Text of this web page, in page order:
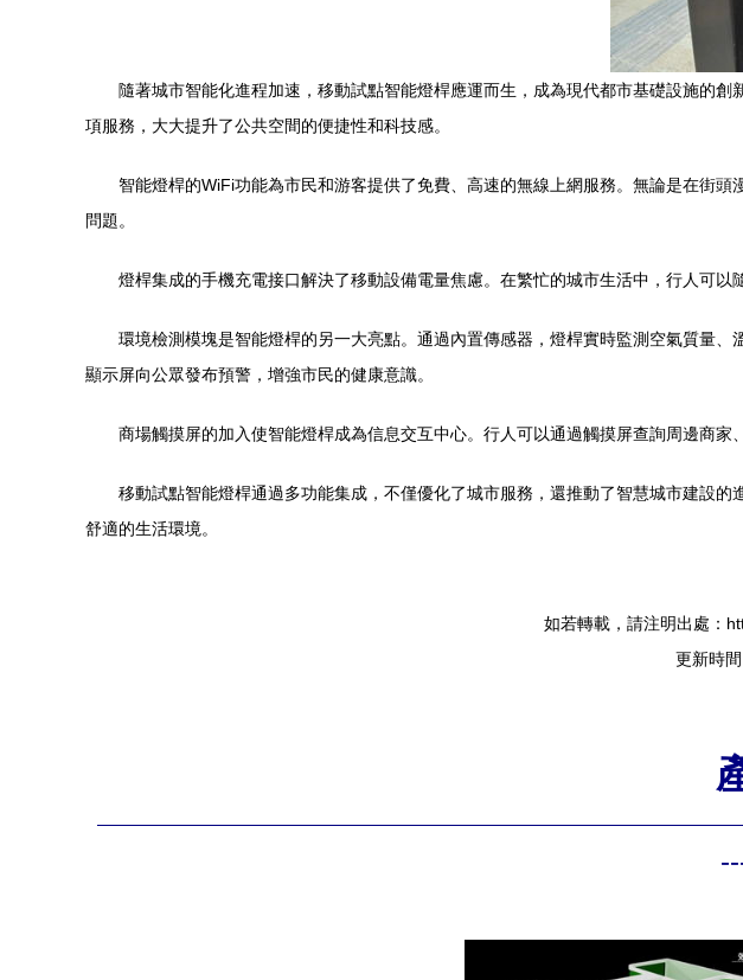
隨著城市智能化進程加速，移動試點智能燈桿應運而生，成為現代都市基礎設施的
項服務，大大提升了公共空間的便捷性和科技感。
智能燈桿的WiFi功能為市民和游客提供了免費、高速的無線上網服務。無論是在街
問題。
燈桿集成的手機充電接口解決了移動設備電量焦慮。在繁忙的城市生活中，行人可
環境檢測模塊是智能燈桿的另一大亮點。通過內置傳感器，燈桿實時監測空氣質量
顯示屏向公眾發布預警，增強市民的健康意識。
商場觸摸屏的加入使智能燈桿成為信息交互中心。行人可以通過觸摸屏查詢周邊商
移動試點智能燈桿通過多功能集成，不僅優化了城市服務，還推動了智慧城市建設
舒適的生活環境。
如若轉載，請注明出處：
更新時